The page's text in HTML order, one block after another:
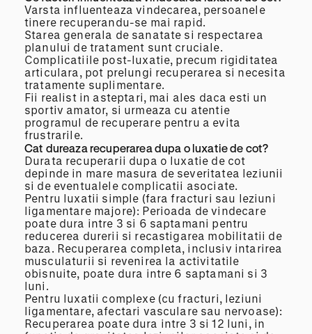
Varsta influenteaza vindecarea, persoanele
tinere recuperandu-se mai rapid.
Starea generala de sanatate si respectarea
planului de tratament sunt cruciale.
Complicatiile post-luxatie, precum rigiditatea
articulara, pot prelungi recuperarea si necesita
tratamente suplimentare.
Fii realist in asteptari, mai ales daca esti un
sportiv amator, si urmeaza cu atentie
programul de recuperare pentru a evita
frustrarile.
Cat dureaza recuperarea dupa o luxatie de cot?
Durata recuperarii dupa o luxatie de cot
depinde in mare masura de severitatea leziunii
si de eventualele complicatii asociate.
Pentru luxatii simple (fara fracturi sau leziuni
ligamentare majore): Perioada de vindecare
poate dura intre 3 si 6 saptamani pentru
reducerea durerii si recastigarea mobilitatii de
baza. Recuperarea completa, inclusiv intarirea
musculaturii si revenirea la activitatile
obisnuite, poate dura intre 6 saptamani si 3
luni.
Pentru luxatii complexe (cu fracturi, leziuni
ligamentare, afectari vasculare sau nervoase):
Recuperarea poate dura intre 3 si 12 luni, in